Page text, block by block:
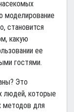
моделирование
становится
какую
ее
гостями.
Это
людей, которые
методов для